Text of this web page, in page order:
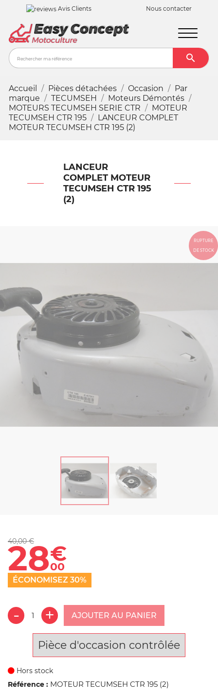
Avis Clients Nous contacter

Accueil Pièces détachées Occasion
Par
marque
TECUMSEH
Moteurs Démontés
MOTEURS TECUMSEH SERIE CTR
MOTEUR
TECUMSEH CTR 195
LANCEUR COMPLET
MOTEUR TECUMSEH CTR 195 (2)
LANCEUR
COMPLET MOTEUR
TECUMSEH CTR 195
(2)
RUPTURE
DE STOCK
40,00 €
28€
00
ÉCONOMISEZ 30%
AJOUTER AU PANIER
Pièce d'occasion contrôlée
Hors stock
Référence : MOTEUR TECUMSEH CTR 195 (2)